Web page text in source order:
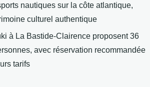
nautiques sur la côte atlantique,
culturel authentique
à La Bastide-Clairence proposent 36
avec réservation recommandée
tarifs